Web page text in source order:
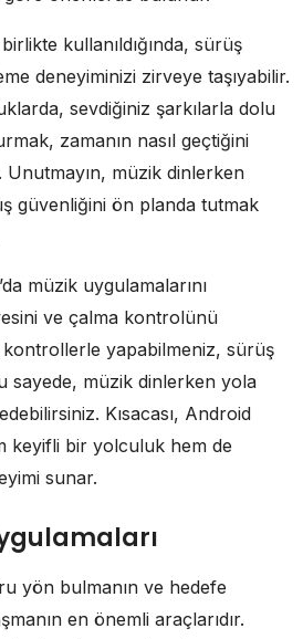
kullanıldığında, sürüş
deneyiminizi zirveye taşıyabilir.
sevdiğiniz şarkılarla dolu
zamanın nasıl geçtiğini
Unutmayın, müzik dinlerken
güvenliğini ön planda tutmak
müzik uygulamalarını
ve çalma kontrolünü
yapabilmeniz, sürüş
sayede, müzik dinlerken yola
Kısacası, Android
keyifli bir yolculuk hem de
sunar.
yön bulmanın ve hedefe
en önemli araçlarıdır.